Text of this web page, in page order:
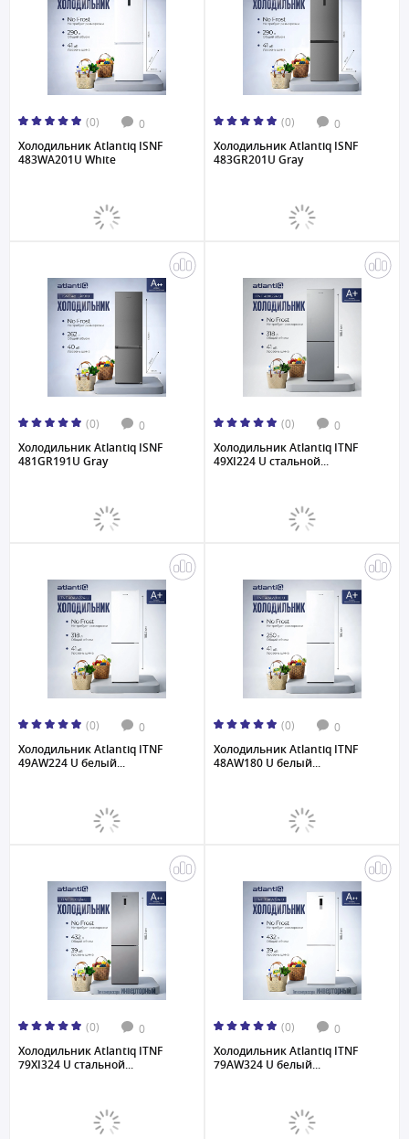
(0) 0
Холодильник Atlantiq ISNF
483WA201U White
(0) 0
Холодильник Atlantiq ISNF
483GR201U Gray
(0) 0
Холодильник Atlantiq ISNF
481GR191U Gray
(0) 0
Холодильник Atlantiq ITNF
49XI224 U стальной...
(0) 0
Холодильник Atlantiq ITNF
49AW224 U белый...
(0) 0
Холодильник Atlantiq ITNF
48AW180 U белый...
(0) 0
Холодильник Atlantiq ITNF
79XI324 U стальной...
(0) 0
Холодильник Atlantiq ITNF
79AW324 U белый...